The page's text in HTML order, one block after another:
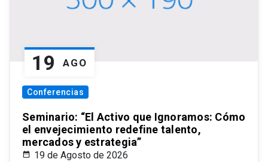
19 AGO
Conferencias
Seminario: “El Activo que Ignoramos: Cómo
el envejecimiento redefine talento,
mercados y estrategia”
19 de Agosto de 2026